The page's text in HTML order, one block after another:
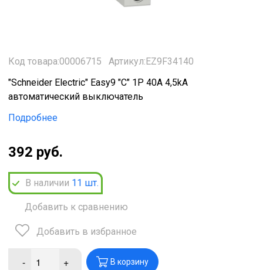
Код товара:00006715
Артикул:EZ9F34140
"Schneider Electric" Easy9 "C" 1P 40A 4,5kA
автоматический выключатель
Подробнее
392 руб.
В наличии 11 шт.
Добавить к сравнению
Добавить в избранное
- + В корзину